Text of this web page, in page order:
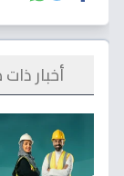
أخبار